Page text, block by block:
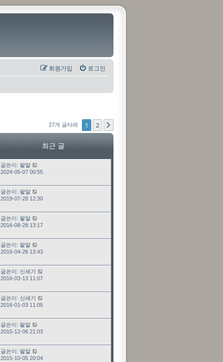
로그인
회원가입
27개 글타래 1 2
최근 글
최근 글
글쓴이: 팥알
2024-05-07 00:55
최근 글
글쓴이: 팥알
2019-07-28 12:30
최근 글
글쓴이: 팥알
2016-08-28 13:17
최근 글
글쓴이: 팥알
2016-04-26 13:43
최근 글
글쓴이: 신세기
2016-03-13 11:07
최근 글
글쓴이: 신세기
2016-01-03 11:05
최근 글
글쓴이: 팥알
2015-12-06 21:03
최근 글
글쓴이: 팥알
2015-10-05 20:04